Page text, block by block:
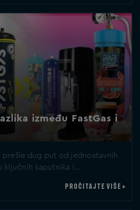
između FastGas i
prešle dug put od jednostavnih
ključnih saputnika i…
PROČITAJTE VIŠE